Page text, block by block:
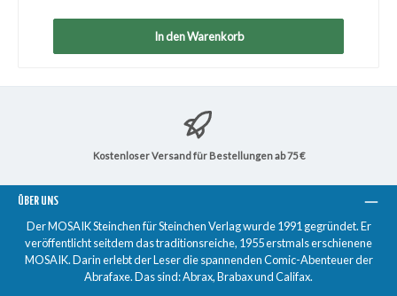
In den Warenkorb
Kostenloser Versand für Bestellungen ab 75 €
ÜBER UNS
Der MOSAIK Steinchen für Steinchen Verlag wurde 1991 gegründet. Er
veröffentlicht seitdem das traditionsreiche, 1955 erstmals erschienene
MOSAIK. Darin erlebt der Leser die spannenden Comic-Abenteuer der
Abrafaxe. Das sind: Abrax, Brabax und Califax.